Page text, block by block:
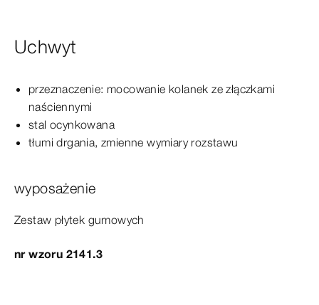
Uchwyt
przeznaczenie: mocowanie kolanek zezłączkami
naściennymi
stal ocynkowana
tłumi drgania, zmienne wymiary rozstawu
wyposażenie
Zestaw płytek gumowych
nr wzoru 2141.3